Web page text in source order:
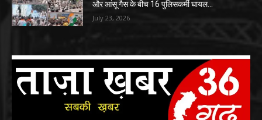
और आंसू गैस के बीच 16 पुलिसकर्मी घायल…
July 23, 2026